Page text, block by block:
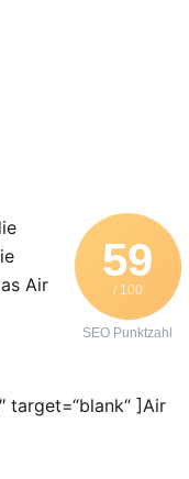
59
/ 100
SEO Punktzahl
Air
target=“blank“ ]Air